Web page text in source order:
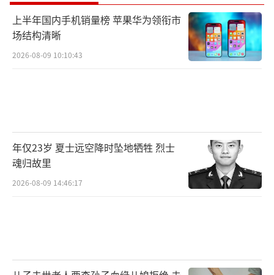
上半年国内手机销量榜 苹果华为领衔市
场结构清晰
2026-08-09 10:10:43
年仅23岁 夏士远空降时坠地牺牲 烈士
魂归故里
2026-08-09 14:46:17